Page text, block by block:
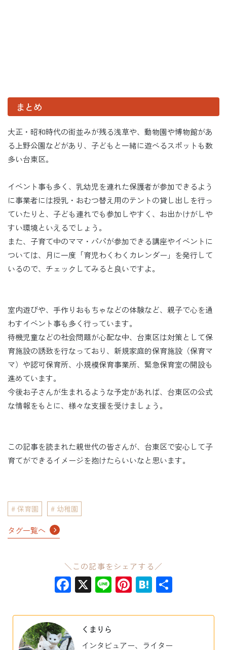
まとめ
大正・昭和時代の街並みが残る浅草や、動物園や博物館があ
る上野公園などがあり、子どもと一緒に遊べるスポットも数
多い台東区。
イベント事も多く、乳幼児を連れた保護者が参加できるよう
に事業者には授乳・おむつ替え用のテントの貸し出しを行っ
ていたりと、子ども連れでも参加しやすく、お出かけがしや
すい環境といえるでしょう。
また、子育て中のママ・パパが参加できる講座やイベントに
ついては、月に一度「育児わくわくカレンダー」を発行して
いるので、チェックしてみると良いですよ。
室内遊びや、手作りおもちゃなどの体験など、親子で心を通
わすイベント事も多く行っています。
待機児童などの社会問題が心配な中、台東区は対策として保
育施設の誘致を行なっており、新規家庭的保育施設（保育マ
マ）や認可保育所、小規模保育事業所、緊急保育室の開設も
進めています。
今後お子さんが生まれるような予定があれば、台東区の公式
な情報をもとに、様々な支援を受けましょう。
この記事を読まれた親世代の皆さんが、台東区で安心して子
育てができるイメージを抱けたらいいなと思います。
保育園 幼稚園
タグ一覧へ
＼この記事をシェアする／
Facebook
X LinePinterest
Hatena
くまりら
インタビュアー、ライター